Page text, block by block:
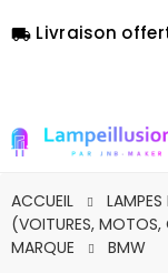
local_shipping Livraison
ACCUEIL
LAMPES
(VOITURES, MOTOS,
MARQUE
BMW